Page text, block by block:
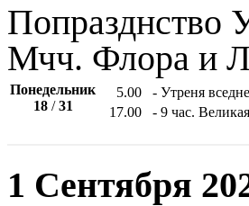
Попразднство
Мчч. Флора и
Понедельник
18/31
5.00
- Утреня
17.00
- 9 час.
1 Сентября